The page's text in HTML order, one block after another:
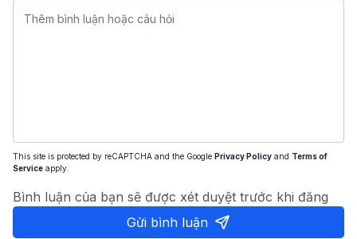
This site is protected by reCAPTCHA and the Google Privacy Policy and Terms of
Service apply.
Bình luận của bạn sẽ được xét duyệt trước khi đăng
Gửi bình luận